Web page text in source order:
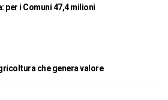
per i Comuni 47,4 milioni
che genera valore